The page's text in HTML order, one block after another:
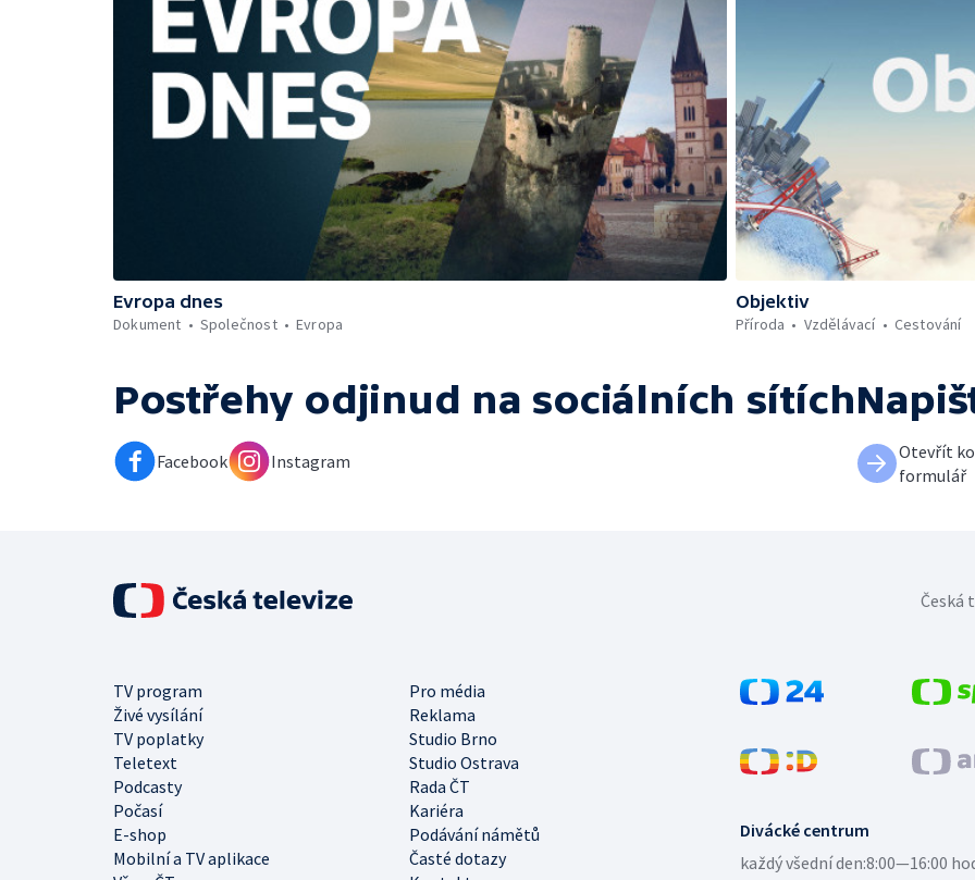
Evropa dnes
Dokument
Společnost Evropa
Objektiv
Příroda
Vzdělávací Cestování
Postřehy odjinud na sociálních sítích
Facebook Instagram
Otevřít
formulář
Divácké centrum
každý všední den:8:00—16:00
TV program
Pro média
Živé vysílání
Reklama
TV poplatky
Studio Brno
Teletext
Studio Ostrava
Podcasty
Rada ČT
Počasí
Kariéra
E-shop
Podávání námětů
Mobilní a TV aplikace
Časté dotazy
Česká